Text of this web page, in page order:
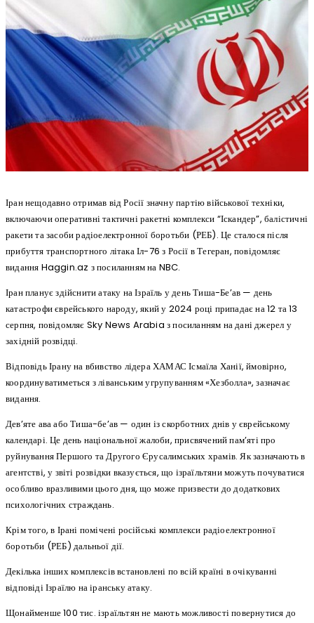
Іран нещодавно отримав від Росії значну партію військової техніки,
включаючи оперативні тактичні ракетні комплекси “Іскандер”, балістичні
ракети та засоби радіоелектронної боротьби (РЕБ). Це сталося після
прибуття транспортного літака Іл-76 з Росії в Тегеран, повідомляє
видання Haggin.az з посиланням на NBC.
Іран планує здійснити атаку на Ізраїль у день Тиша-Бе’ав — день
катастрофи єврейського народу, який у 2024 році припадає на 12 та 13
серпня, повідомляє Sky News Arabia з посиланням на дані джерел у
західній розвідці.
Відповідь Ірану на вбивство лідера ХАМАС Ісмаїла Ханії, ймовірно,
координуватиметься з ліванським угрупуванням «Хезболла», зазначає
видання.
Дев’яте ава або Тиша-бе’ав — один із скорботних днів у єврейському
календарі. Це день національної жалоби, присвячений пам’яті про
руйнування Першого та Другого Єрусалимських храмів. Як зазначають в
агентстві, у звіті розвідки вказується, що ізраїльтяни можуть почуватися
особливо вразливими цього дня, що може призвести до додаткових
психологічних страждань.
Крім того, в Ірані помічені російські комплекси радіоелектронної
боротьби (РЕБ) дальньої дії.
Декілька інших комплексів встановлені по всій країні в очікуванні
відповіді Ізраїлю на іранську атаку.
Щонайменше 100 тис. ізраїльтян не мають можливості повернутися до